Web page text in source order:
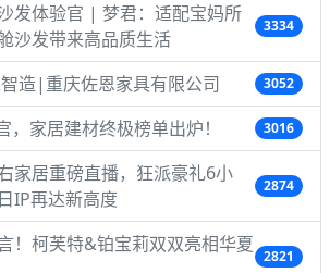
发体验官 | 梦君：适配宝妈所
沙发带来高品质生活
3334
造|重庆佐恩家具有限公司 3052
，家居建材终极榜单出炉！ 3016
家居重磅直播，狂派豪礼6小
IP再达新高度
2874
！柯芙特&铂宝莉双双亮相华夏
2821